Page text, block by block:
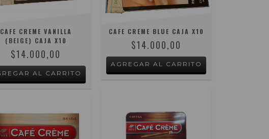
CAFE CREME VANILLA
(BEIGE) CAJA X10
$14.000,00
CAFE CREME BLUE CAJA X10
$14.000,00